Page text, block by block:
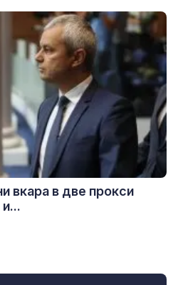
вкара в две прокси